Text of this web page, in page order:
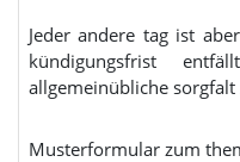
Jeder andere tag ist
kündigungsfrist
allgemeinübliche sorgfalt
Musterformular zum